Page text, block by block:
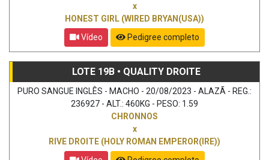
x
HONEST GIRL (WIRED BRYAN(USA))
Vídeo
Pedigree completo
LOTE 19B • QUALITY DROITE
PURO SANGUE INGLÊS - MACHO - 20/08/2023 - ALAZÃ - REG.:
236927 - ALT.: 460KG - PESO: 1.59
CHRONNOS
x
RIVE DROITE (HOLY ROMAN EMPEROR(IRE))